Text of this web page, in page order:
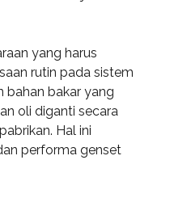
yang harus
rutin pada sistem
bahan bakar yang
oli diganti secara
Hal ini
performa genset